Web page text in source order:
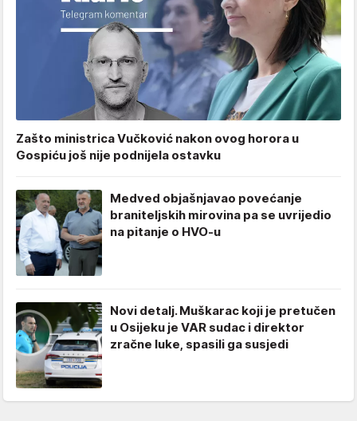
Zašto ministrica Vučković nakon ovog horora u
Gospiću još nije podnijela ostavku
Medved objašnjavao povećanje
braniteljskih mirovina pa se uvrijedio
na pitanje o HVO-u
Novi detalj. Muškarac koji je pretučen
u Osijeku je VAR sudac i direktor
zračne luke, spasili ga susjedi